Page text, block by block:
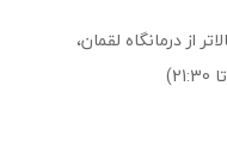
از درمانگاه لقمان،